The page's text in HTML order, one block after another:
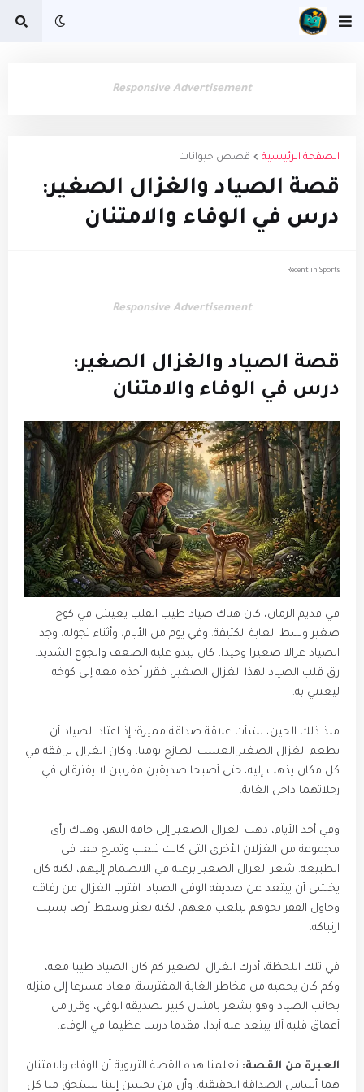
Responsive Advertisement
الصفحة الرئيسية قصص حيوانات
قصة الصياد والغزال الصغير:
درس في الوفاء والامتنان
Recent in Sports
Responsive Advertisement
قصة الصياد والغزال الصغير:
درس في الوفاء والامتنان
في قديم الزمان، كان هناك صياد طيب القلب يعيش في كوخ
صغير وسط الغابة الكثيفة. وفي يوم من الأيام، وأثناء تجوله، وجد
الصياد غزالا صغيرا وحيدا، كان يبدو عليه الضعف والجوع الشديد.
رق قلب الصياد لهذا الغزال الصغير، فقرر أخذه معه إلى كوخه
ليعتني به.
منذ ذلك الحين، نشأت علاقة صداقة مميزة؛ إذ اعتاد الصياد أن
يطعم الغزال الصغير العشب الطازج يوميا، وكان الغزال يرافقه في
كل مكان يذهب إليه، حتى أصبحا صديقين مقربين لا يفترقان في
رحلاتهما داخل الغابة.
وفي أحد الأيام، ذهب الغزال الصغير إلى حافة النهر، وهناك رأى
مجموعة من الغزلان الأخرى التي كانت تلعب وتمرح معا في
الطبيعة. شعر الغزال الصغير برغبة في الانضمام إليهم، لكنه كان
يخشى أن يبتعد عن صديقه الوفي الصياد. اقترب الغزال من رفاقه
وحاول القفز نحوهم ليلعب معهم، لكنه تعثر وسقط أرضا بسبب
ارتباكه.
في تلك اللحظة، أدرك الغزال الصغير كم كان الصياد طيبا معه،
وكم كان يحميه من مخاطر الغابة المفترسة. فعاد مسرعا إلى منزله
بجانب الصياد وهو يشعر بامتنان كبير لصديقه الوفي، وقرر من
أعماق قلبه ألا يبتعد عنه أبدا، مقدما درسا عظيما في الوفاء.
العبرة من القصة: تعلمنا هذه القصة التربوية أن الوفاء والامتنان
هما أساس الصداقة الحقيقية، وأن من يحسن إلينا يستحق منا كل